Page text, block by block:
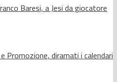
Baresi, a Jesi da giocatore
Promozione, diramati i calendari